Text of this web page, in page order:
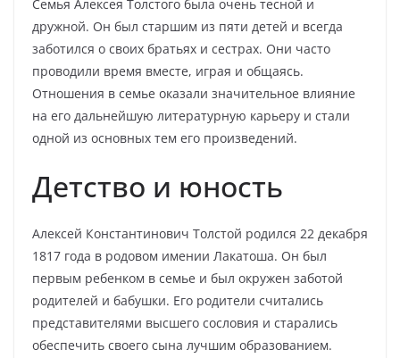
Семья Алексея Толстого была очень тесной и
дружной. Он был старшим из пяти детей и всегда
заботился о своих братьях и сестрах. Они часто
проводили время вместе, играя и общаясь.
Отношения в семье оказали значительное влияние
на его дальнейшую литературную карьеру и стали
одной из основных тем его произведений.
Детство и юность
Алексей Константинович Толстой родился 22 декабря
1817 года в родовом имении Лакатоша. Он был
первым ребенком в семье и был окружен заботой
родителей и бабушки. Его родители считались
представителями высшего сословия и старались
обеспечить своего сына лучшим образованием.